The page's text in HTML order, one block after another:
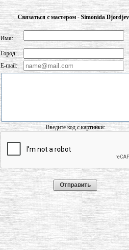
Связаться с мастером - Simonida
Имя:
Город:
E-mail:
Введите код с картинки: